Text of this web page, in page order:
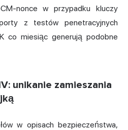
nonce w przypadku kluczy
z testów penetracyjnych
co miesiąc generują podobne
unikanie zamieszania
w opisach bezpieczeństwa,